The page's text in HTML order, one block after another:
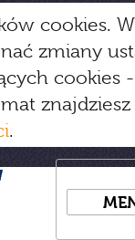
cookies.
zmiany
cookies
.